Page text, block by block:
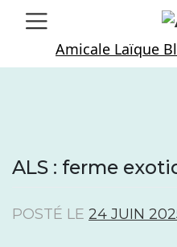
Skip
Amicale Laïque
ALS : ferme
POSTÉ LE 24 JUIN